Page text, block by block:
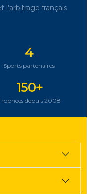
l'arbitrage français
4
Sports partenaires
150+
depuis 2008